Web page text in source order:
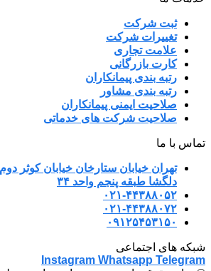
ثبت شرکت
تغییرات شرکت
علامت تجاری
کارت بازرگانی
رتبه بندی پیمانکاران
رتبه بندی مشاور
صلاحیت ایمنی پیمانکاران
صلاحیت شرکت های خدماتی
تماس با ما
دلگشا طبقه پنجم واحد ۳۴
۰۲۱-۴۴۳۸۸۰۵۲
۰۲۱-۴۴۳۸۸۰۷۲
۰۹۱۲۵۴۵۳۱۵۰
شبکه های اجتماعی
Instagram Whatsapp Telegram